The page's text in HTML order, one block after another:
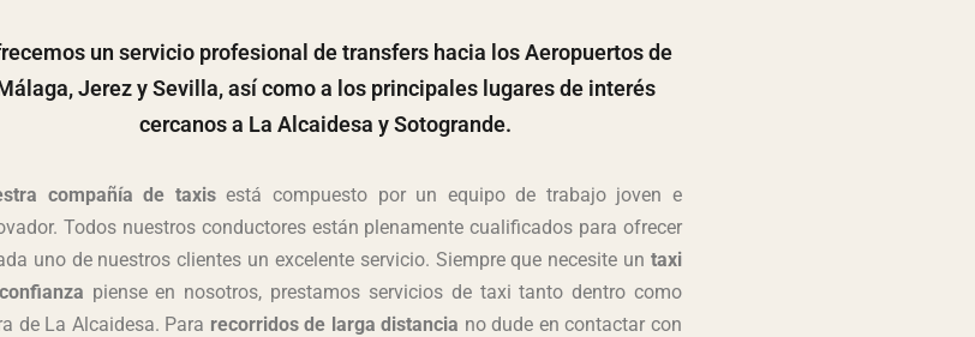
un servicio profesional detransfershacia los Aeropuertos de
Jerez y Sevilla, así como a los principales lugares de interés
cercanos a La Alcaidesa y Sotogrande.
compañía de taxisestá compuesto por un equipo de trabajo joven e
Todos nuestros conductores están plenamente cualificados para ofrecer
uno de nuestros clientes un excelente servicio. Siempre que necesite un taxi
piense en nosotros, prestamos servicios de taxi tanto dentro como
de La Alcaidesa. Para recorridos de larga distancia no dude en contactar con